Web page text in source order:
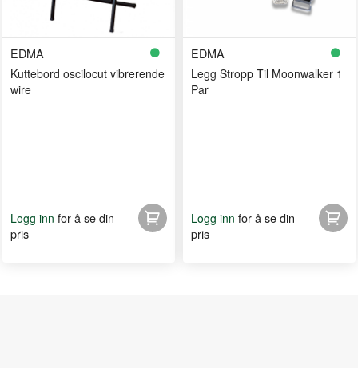
EDMA
Kuttebord oscilocut vibrerende
wire
Logg inn for å se din
pris
EDMA
Legg Stropp Til Moonwalker 1
Par
Logg inn for å se din
pris